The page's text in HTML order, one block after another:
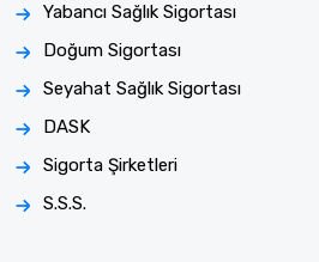
Yabancı Sağlık Sigortası
Doğum Sigortası
Seyahat Sağlık Sigortası
DASK
Sigorta Şirketleri
S.S.S.